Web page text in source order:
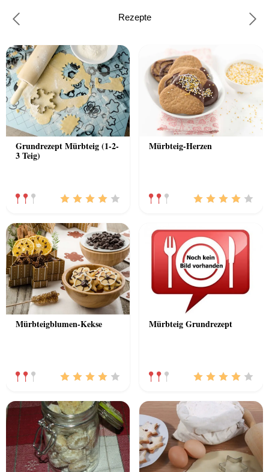
Rezepte
Grundrezept Mürbteig (1-2-
3 Teig)
Mürbteig-Herzen
Mürbteigblumen-Kekse Mürbteig Grundrezept